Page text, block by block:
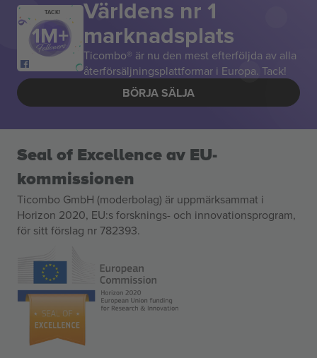
TACK! Världens nr 1
marknadsplats
Ticombo® är nu den mest efterföljda av alla
återförsäljningsplattformar i Europa. Tack!
BÖRJA SÄLJA
Seal of Excellence av EU-
kommissionen
Ticombo GmbH (moderbolag) är uppmärksammat i
Horizon 2020, EU:s forsknings- och innovationsprogram,
för sitt förslag nr 782393.